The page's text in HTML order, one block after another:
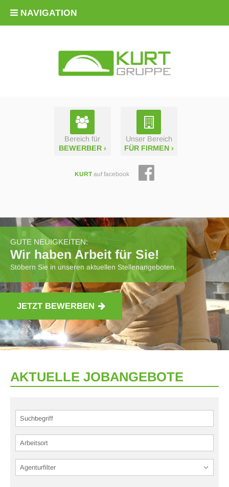
Bereich für
BEWERBER ›
Unser Bereich
FÜR FIRMEN ›
KURT auf facebook
NAVIGATION
GUTE NEUIGKEITEN:
Wir haben Arbeit für Sie!
Stöbern Sie in unseren aktuellen Stellenangeboten.
JETZT BEWERBEN
AKTUELLE JOBANGEBOTE